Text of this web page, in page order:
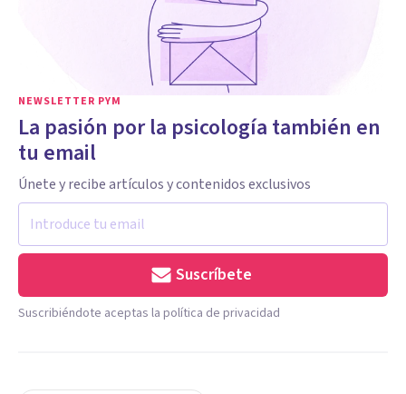
NEWSLETTER PYM
La pasión por la psicología también en
tu email
Únete y recibe artículos y contenidos exclusivos
Suscríbete
Suscribiéndote aceptas la política de privacidad